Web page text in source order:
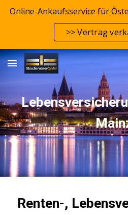
Online-Ankaufsservice für
>> Vertrag
Renten-,